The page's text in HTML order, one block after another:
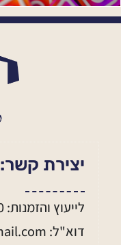
יצירת קשר:
לייעוץ והזמנות: 055-4555170
דוא"ל: shriki.rent@gmail.com